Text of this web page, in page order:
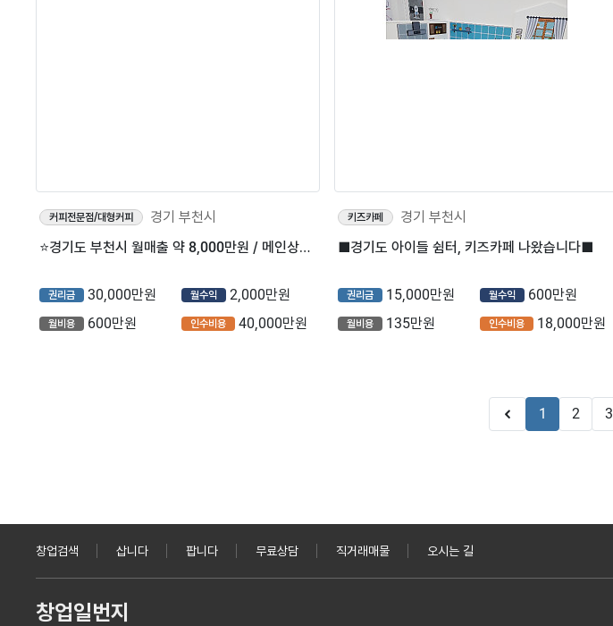
커피전문점/대형커피
경기 부천시
⭐경기도 부천시 월매출 약 8,000만원 / 메인상권 / 고수익 고매출 ＂투썸플레이스＂ 입니다⭐
권리금 30,000만원 월수익 2,000만원
월비용 600만원 인수비용 40,000만원
키즈카페
경기 부천시
■경기도 아이들 쉼터, 키즈카페 나왔습니다■
권리금 15,000만원 월수익 600만원
월비용 135만원 인수비용 18,000만원
1 2 3
창업검색 삽니다 팝니다 무료상담 직거래매물 오시는 길
창업일번지